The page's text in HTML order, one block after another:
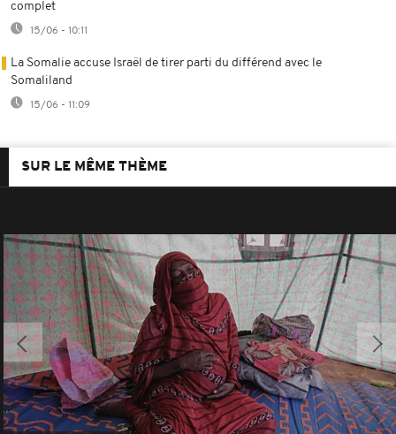
complet
15/06 - 10:11
La Somalie accuse Israël de tirer parti du différend avec le
Somaliland
15/06 - 11:09
SUR LE MÊME THÈME